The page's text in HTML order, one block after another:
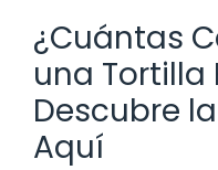
¿Cuántas
una Tortilla
Descubre
Aquí